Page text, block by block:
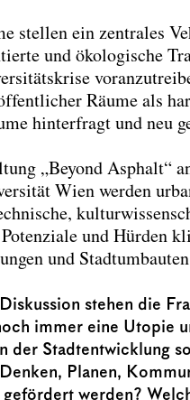
stellen ein zentrales
und ökologische
Räume als
hinterfragt und neu
„Beyond Asphalt“
Wien werden
und Hürden
und
stehen die
immer eine Utopie
der Stadtentwicklung
Planen,
gefördert werden?